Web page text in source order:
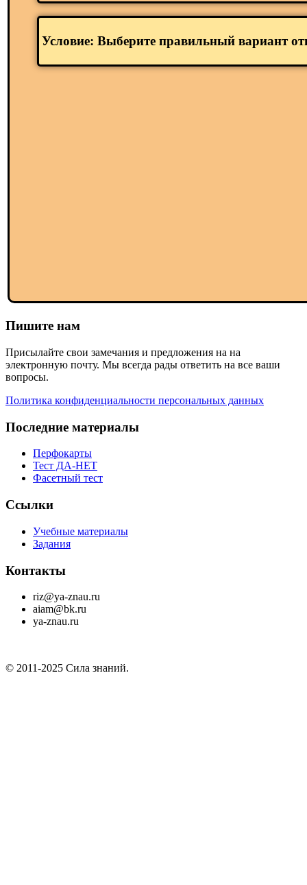
Условие: Выберите правильный вариант
Пишите нам
Присылайте свои замечания и предложения на на
электронную почту. Мы всегда рады ответить на все ваши
вопросы.
Политика конфиденциальности персональных данных
Последние материалы
Перфокарты
Тест ДА-НЕТ
Фасетный тест
Ссылки
Учебные материалы
Задания
Контакты
riz@ya-znau.ru
aiam@bk.ru
ya-znau.ru
© 2011-2025 Сила знаний.